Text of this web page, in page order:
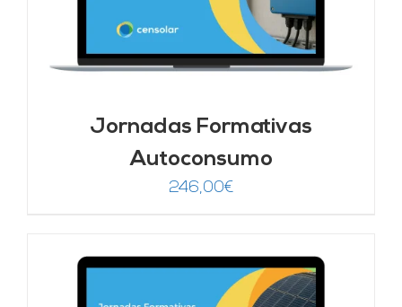
Jornadas Formativas
Autoconsumo
246,00€